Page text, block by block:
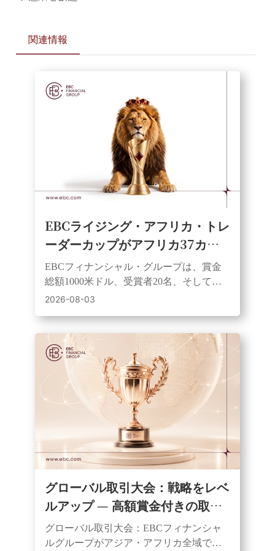
関連情報
EBCライジング・アフリカ・トレ
ーダーカップがアフリカ37カ国
で開幕。トレーダーに平等なスタ
ートと賞金獲得のチャンスを提供
EBCフィナンシャル・グループは、賞金
総額1000米ドル、受賞者20名、そして同
額の初期資金を提供するアフリカ全土を
2026-08-03
グローバル取引大会：戦略をレベ
ルアップ — 高額賞金付きの取引
大会を開催
グローバル取引大会：EBCフィナンシャ
ルグループがアジア・アフリカ全域で開